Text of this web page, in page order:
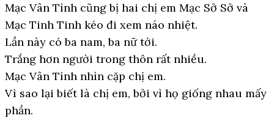
Mạc Vân Tình cũng bị hai chị em Mạc Sở Sở và
Mạc Tinh Tinh kéo đi xem náo nhiệt.
Lần này có ba nam, ba nữ tới.
Trắng hơn người trong thôn rất nhiều.
Mạc Vân Tình nhìn cặp chị em.
Vì sao lại biết là chị em, bởi vì họ giống nhau mấy
phần.